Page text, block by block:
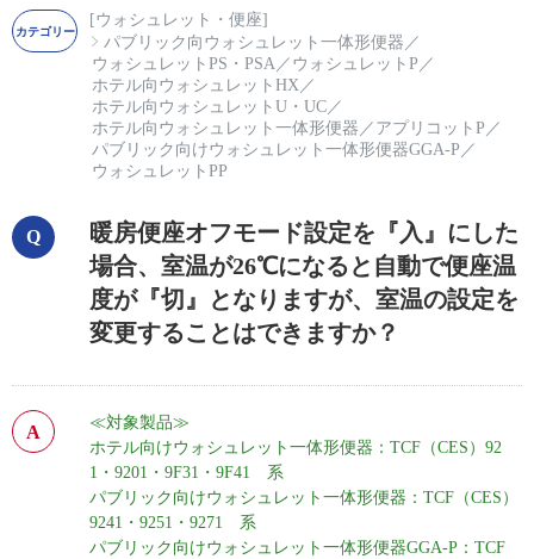
[ウォシュレット・便座]
パブリック向ウォシュレット一体形便器 ／
ウォシュレットPS・PSA／ ウォシュレットP ／
ホテル向ウォシュレットHX／
ホテル向ウォシュレットU・UC／
ホテル向ウォシュレット一体形便器 ／ アプリコットP ／
パブリック向けウォシュレット一体形便器GGA-P ／
ウォシュレットPP
暖房便座オフモード設定を『入』にした
場合、室温が26℃になると自動で便座温
度が『切』となりますが、室温の設定を
変更することはできますか？
≪対象製品≫
ホテル向けウォシュレット一体形便器：TCF（CES）92
1・9201・9F31・9F41 系
パブリック向けウォシュレット一体形便器：TCF（CES）
9241・9251・9271 系
パブリック向けウォシュレット一体形便器GGA-P：TCF